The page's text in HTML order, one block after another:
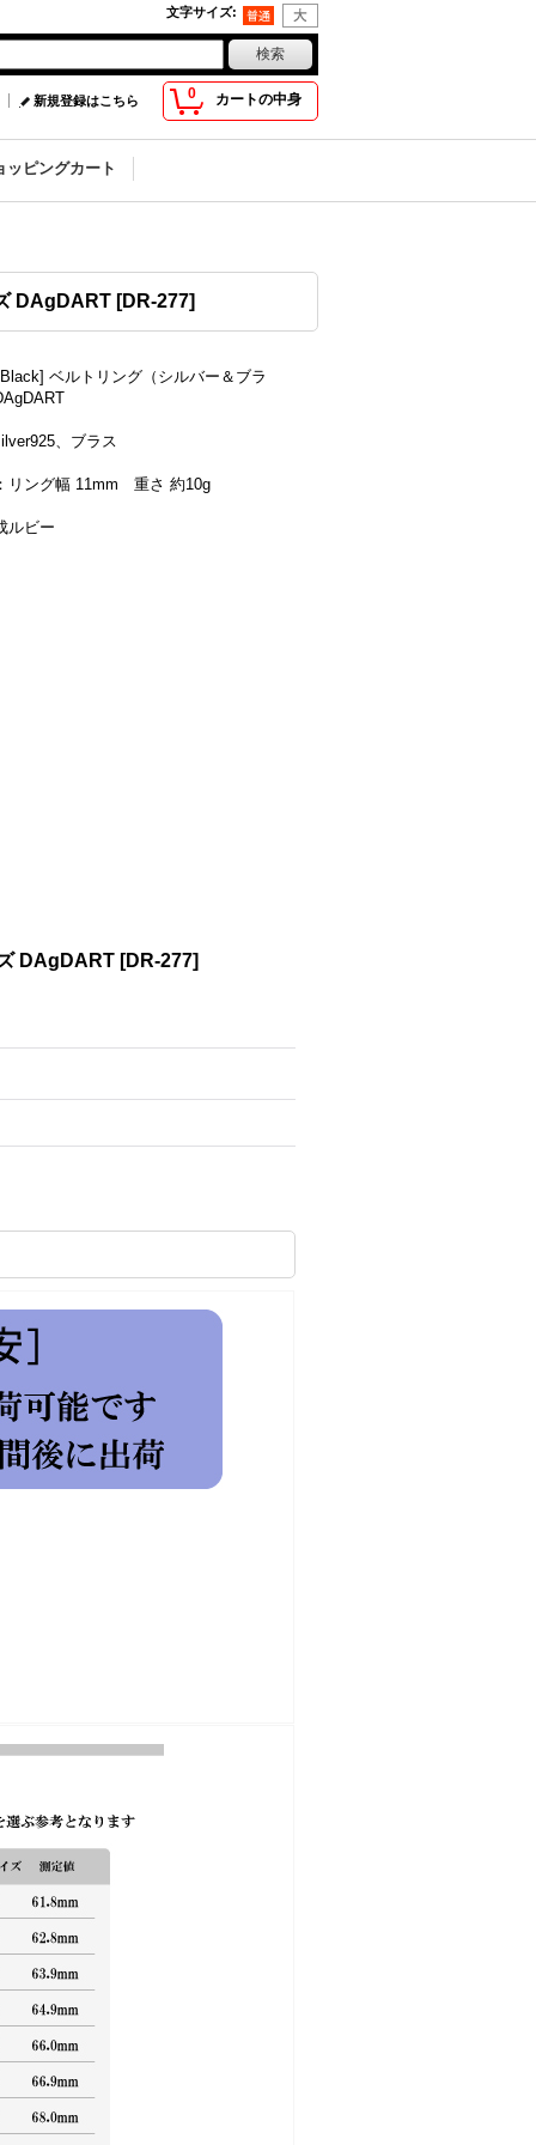
文字サイズ:
0 カートの中身
新規登録はこちら
ッピングカート
DAgDART [DR-277]
ベルトリング（シルバー＆ブラ
、ブラス
リング幅 11mm 重さ 約10g
ルビー
DAgDART [DR-277]